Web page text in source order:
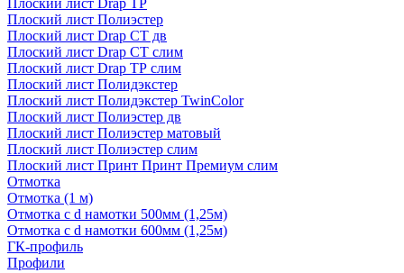
Плоский лист Drap ТР
Плоский лист Полиэстер
Плоский лист Drap СТ дв
Плоский лист Drap СТ слим
Плоский лист Drap ТР слим
Плоский лист Полидэкстер
Плоский лист Полидэкстер TwinColor
Плоский лист Полиэстер дв
Плоский лист Полиэстер матовый
Плоский лист Полиэстер слим
Плоский лист Принт Принт Премиум слим
Отмотка
Отмотка (1 м)
Отмотка с d намотки 500мм (1,25м)
Отмотка с d намотки 600мм (1,25м)
ГК-профиль
Профили